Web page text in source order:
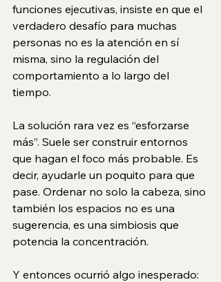
funciones ejecutivas, insiste en que el
verdadero desafío para muchas
personas no es la atención en sí
misma, sino la regulación del
comportamiento a lo largo del
tiempo.
La solución rara vez es “esforzarse
más”. Suele ser construir entornos
que hagan el foco más probable. Es
decir, ayudarle un poquito para que
pase. Ordenar no solo la cabeza, sino
también los espacios no es una
sugerencia, es una simbiosis que
potencia la concentración.
Y entonces ocurrió algo inesperado: